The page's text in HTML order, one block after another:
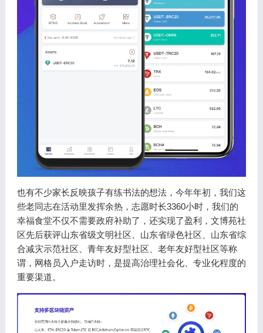
也有不少家长反映孩子有练书法的想法，今年年初，我们这
些老同志在活动里发挥余热，志愿时长3360小时，我们的
幸福食堂不仅不需要政府补助了，还实现了盈利，文博苑社
区先后获评山东省级文明社区、山东省绿色社区、山东省综
合减灾示范社区、青年友好型社区、老年友好型社区等称
谓，网格员入户走访时，是提高治理社会化、专业化程度的
重要渠道。